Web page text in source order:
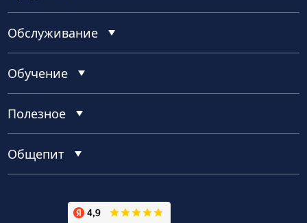
Обслуживание
Обучение
Полезное
Общепит